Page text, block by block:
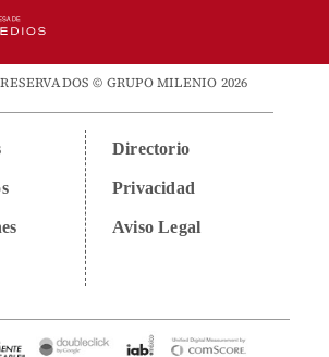
© GRUPO MILENIO 2026
Directorio
Privacidad
Aviso Legal